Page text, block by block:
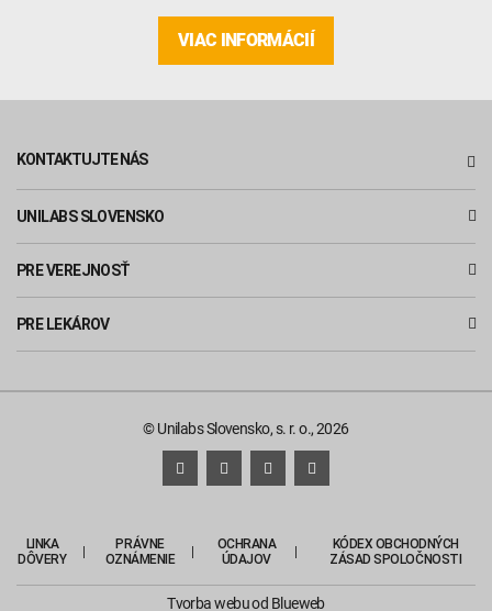
VIAC INFORMÁCIÍ
KONTAKTUJTE NÁS
UNILABS SLOVENSKO
PRE VEREJNOSŤ
PRE LEKÁROV
© Unilabs Slovensko, s. r. o., 2026
LINKA
DÔVERY
PRÁVNE
OZNÁMENIE
OCHRANA
ÚDAJOV
KÓDEX OBCHODNÝCH
ZÁSAD SPOLOČNOSTI
Tvorba webuod Blueweb